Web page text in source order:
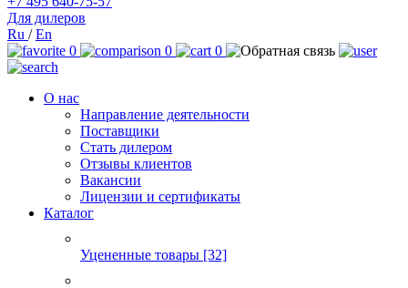
Для дилеров
Ru /En
0
0 0
О нас
Направление деятельности
Поставщики
Стать дилером
Отзывы клиентов
Вакансии
Лицензии и сертификаты
Каталог
Уцененные товары [32]